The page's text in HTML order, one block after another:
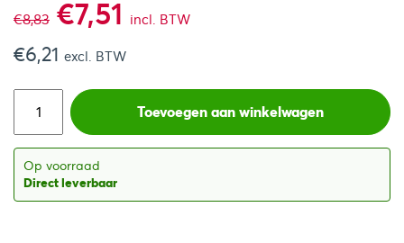
€8,83 Oorspronkelijke
prijs
was:
€8,83.
€7,51 Huidige
prijs
is:
incl. BTW
€6,21 excl. BTW
Toevoegen aan winkelwagen
Op voorraad
Direct leverbaar